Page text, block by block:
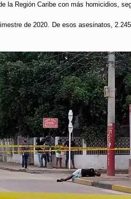
la Región Caribe con más homicidios,
de 2020. De esos asesinatos,